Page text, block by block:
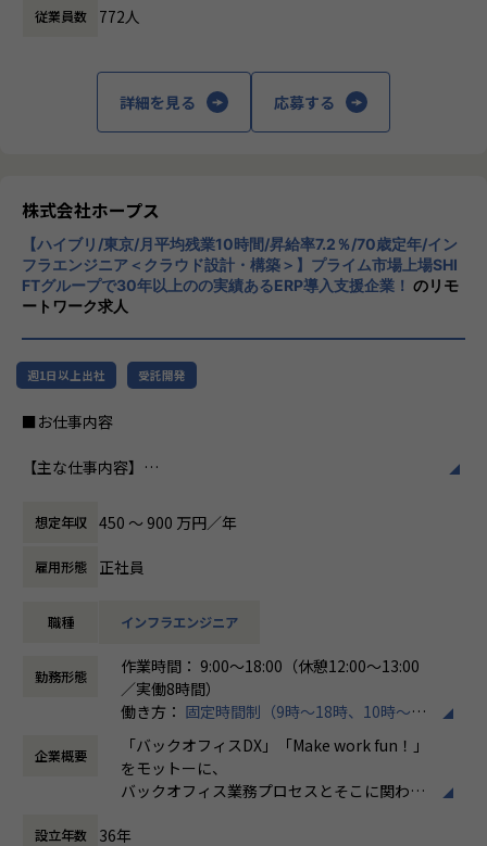
システムの開発を手がける会社です。
【なぜホープスがするのか？】
解を得られにくい環境でした。
なかには、工場自体の競争力を失い、工場の規模縮小・閉
鎖から、工場に支えられた街自体が閑散となることも目の当
たりにしました。
このような悲劇を繰り返したくはありません。
てエンジニアはスキルを変え、真に必要とされるエンジニ
そしてそれは、本当の意味でエンジニアの人生を守るため
・必要なときに必要なシステムを簡単に利用できる
展を続けること
アがワクワクする社会を創っていきます。
【プロジェクト内容※一例です※】
受注システム：要件定義からリリースまで約2年のプロジ
ェクトにおいて、開発期間は2ヵ月と短納期で完了
生成型AI ：プロセスマイニングを用いた野良AIの防止
【ローコード開発に携わったエンジニアの声】
そうなイメージが正直あったが、実際にやってみるとローコ
チ開発やコンサルティングまで幅広いサービ
スを提供しています。クラウドERPやローコ
ード開発を柱とし、業務効率化やDX推進、経
CloudやOracle ERP Cloudなどを活用し、企
業の業務プロセスを最適化し、経営管理の強
化を図っています1。
社風/文化
ホープスは、若手社員が活躍できる環境で、
社内の風通しが良く、活気に満ちた雰囲気が
特徴です。多様性を重視し、様々な国籍や背
景を持つ社員が協力し合いながら働いていま
働き方/リモートワーク
均週2～3日の在宅勤務が可能です。転勤はな
きます。残業は月平均10時間程度と少なく、
従業員数 772人
詳細を見る 応募する
株式会社ホープス
【ハイブリ/東京/月平均残業10時間/昇給率7.2％/70歳定年/イン
フラエンジニア＜クラウド設計・構築＞】プライム市場上場SHI
FTグループで30年以上のの実績あるERP導入支援企業！ のリモ
ートワーク求人
週1日以上出社 受託開発
■お仕事内容
【主な仕事内容】
インフラエンジニアとして、
これから導入していきたいお客様や、クラウドの利用をさら
に加速をしたいお客様に対して、
提案および調査分析、設計、構築、保守等の業務を行ってい
上流工程～下流工程すべての作業があり、当社メンバーでチ
大手銀行向け 基盤更改
h）、JP1​
想定年収 450 〜 900 万円／年
雇用形態 正社員
職種 インフラエンジニア
勤務形態
作業時間： 9:00～18:00（休憩12:00～13:00
／実働8時間）
働き方： 固定時間制（9時～18時、10時～19
時など）
時間外労働の有無： 有（月平均10時間）
休憩時間： 60分
企業概要
「バックオフィスDX」「Make work fun！」
をモットーに、
バックオフィス業務プロセスとそこに関わる
企業競争力を向上させることを使命としてい
設立年数 36年